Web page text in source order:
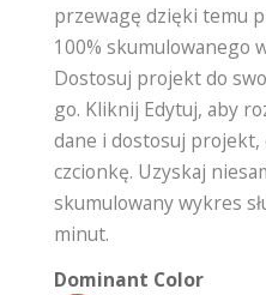
przewagę dzięki temu
100% skumulowanego
Dostosuj projekt do
go. Kliknij Edytuj, aby
dane i dostosuj projekt,
czcionkę. Uzyskaj
skumulowany wykres
minut.
Dominant Color